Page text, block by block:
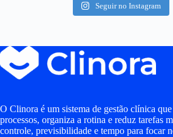
Seguir no Instagram
O Clinora é um sistema de gestão clínica
processos, organiza a rotina e reduz tarefas
controle, previsibilidade e tempo para focar